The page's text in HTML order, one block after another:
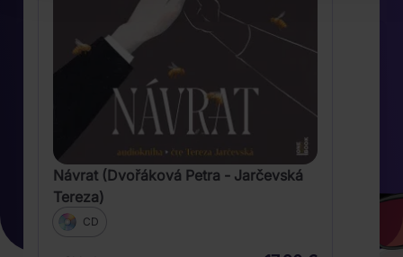
Návrat (Dvořáková Petra - Jarčevská
Tereza)
CD